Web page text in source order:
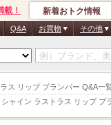
ス リップ プランパー Q&A一
シャイン ラストラス リップ プ
！ 新着おトク情報
Q&A お買物 その他